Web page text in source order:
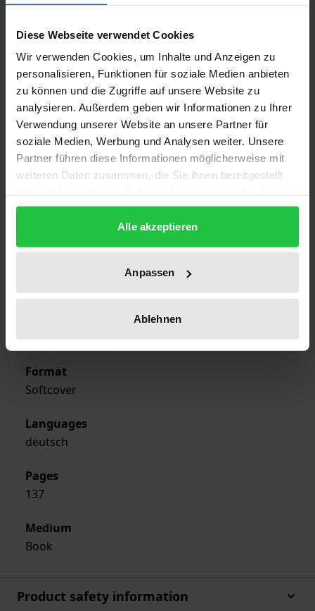
Diese Webseite verwendet Cookies
Wir verwenden Cookies, um Inhalte und Anzeigen zu
personalisieren, Funktionen für soziale Medien anbieten
zu können und die Zugriffe auf unsere Website zu
analysieren. Außerdem geben wir Informationen zu Ihrer
Verwendung unserer Website an unsere Partner für
soziale Medien, Werbung und Analysen weiter. Unsere
Partner führen diese Informationen möglicherweise mit
weiteren Daten zusammen, die Sie ihnen bereitgestellt
gesammelt haben.
Alle akzeptieren
Anpassen
Ablehnen
Bibliographical data
Edition
3
ISBN
978-3-7890-2178-7
Subtitle
vom 13. Juni 1973 mit späteren Änderungen
Year of Publication
Nomos
Format
Softcover
Languages
deutsch
Pages
137
Medium
Book
Product safety information